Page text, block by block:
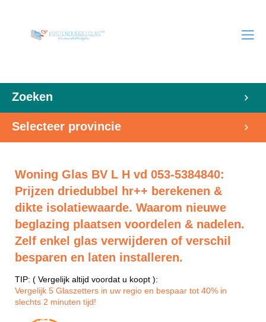
Zoeken
Selecteer provincie
Woning Glas BV L H vd 053-5384840:
Prijzen driedubbel hr++ berekenen &
dikte isolatiewaarde. Waarom nieuwe
beglazing plaatsen voordelen & nadelen.
Zelf enkel glas verwijderen of verschil
besparen en laten installeren.
TIP: ( Vergelijk altijd voordat u koopt ):
Vergelijk 5 Glaszetters in uw regio en bespaar tot 40% in
slechts 2 minuten tijd!